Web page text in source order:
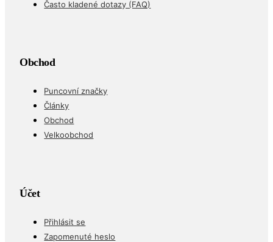
Často kladené dotazy (FAQ)
Obchod
Puncovní značky
Články
Obchod
Velkoobchod
Účet
Přihlásit se
Zapomenuté heslo